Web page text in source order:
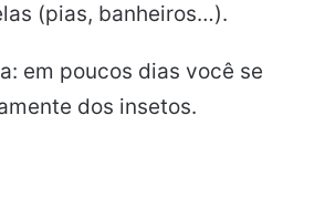
(pias, banheiros…).
em poucos dias você se
dos insetos.